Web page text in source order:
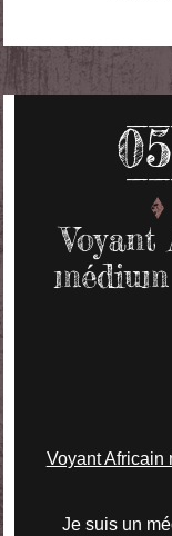
05
Voyant Africain
Je suis un